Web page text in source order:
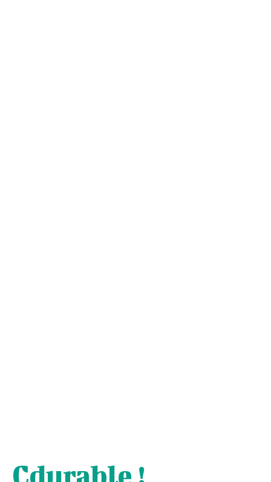
Cdurable !